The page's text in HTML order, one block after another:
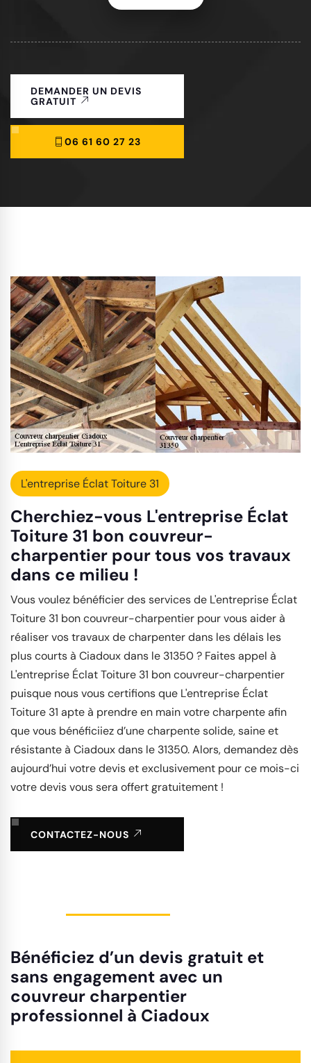
DEMANDER UN DEVIS
GRATUIT
06 61 60 27 23
L'entreprise Éclat Toiture 31
Cherchiez-vous L'entreprise Éclat
Toiture 31 bon couvreur-
charpentier pour tous vos travaux
dans ce milieu !
Vous voulez bénéficier des services de L'entreprise Éclat
Toiture 31 bon couvreur-charpentier pour vous aider à
réaliser vos travaux de charpenter dans les délais les
plus courts à Ciadoux dans le 31350 ? Faites appel à
L'entreprise Éclat Toiture 31 bon couvreur-charpentier
puisque nous vous certifions que L'entreprise Éclat
Toiture 31 apte à prendre en main votre charpente afin
que vous bénéficiiez d’une charpente solide, saine et
résistante à Ciadoux dans le 31350. Alors, demandez dès
aujourd’hui votre devis et exclusivement pour ce mois-ci
votre devis vous sera offert gratuitement !
CONTACTEZ-NOUS
Bénéficiez d’un devis gratuit et
sans engagement avec un
couvreur charpentier
professionnel à Ciadoux